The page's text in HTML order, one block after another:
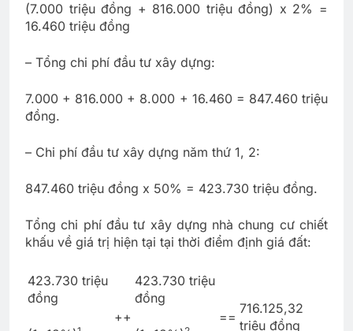
(7.000 triệu đồng + 816.000 triệu đồng) x 2% =
16.460 triệu đồng
– Tổng chi phí đầu tư xây dựng:
7.000 + 816.000 + 8.000 + 16.460 = 847.460 triệu
đồng.
– Chi phí đầu tư xây dựng năm thứ 1, 2:
847.460 triệu đồng x 50% = 423.730 triệu đồng.
Tổng chi phí đầu tư xây dựng nhà chung cư chiết
khấu về giá trị hiện tại tại thời điểm định giá đất:
423.730 triệu
đồng
++
423.730 triệu
đồng
==
716.125,32
triệu đồng